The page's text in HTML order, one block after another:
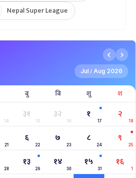
Nepal Super League
Jul / Aug 2026
बु बि शु श
14
३१
15
३२
16
१
17
२
18
21
६
22
७
23
८
24
९
25
28
१३
29
१४
30
१५
31
१६
1